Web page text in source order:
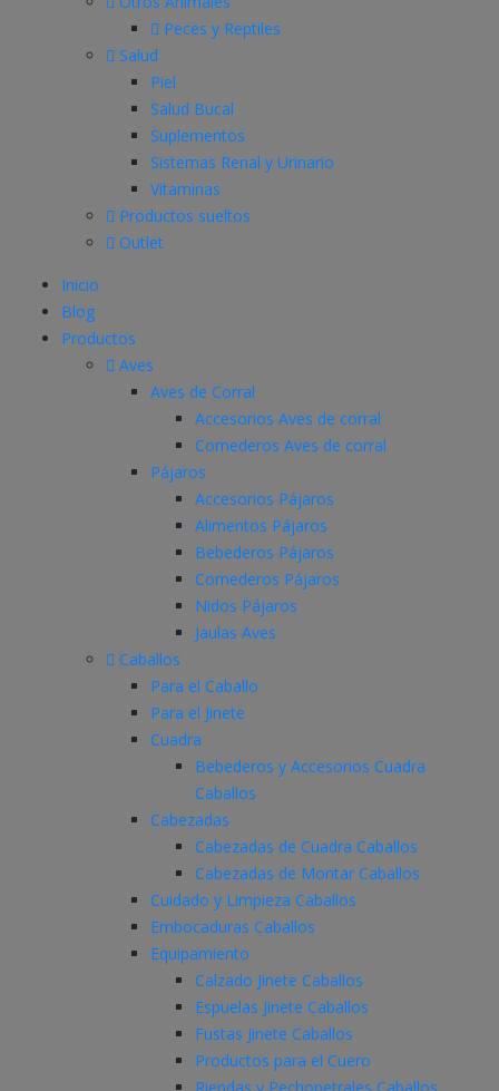
Peces y Reptiles
Salud
Piel
Salud Bucal
Suplementos
Sistemas Renal y Urinario
Vitaminas
Productos sueltos
Outlet
Inicio
Blog
Productos
Aves
Aves de Corral
Accesorios Aves de corral
Comederos Aves de corral
Pájaros
Accesorios Pájaros
Alimentos Pájaros
Bebederos Pájaros
Comederos Pájaros
Nidos Pájaros
Jaulas Aves
Caballos
Para el Caballo
Para el Jinete
Cuadra
Bebederos y Accesorios Cuadra
Caballos
Cabezadas
Cabezadas de Cuadra Caballos
Cabezadas de Montar Caballos
Cuidado y Limpieza Caballos
Embocaduras Caballos
Equipamiento
Calzado Jinete Caballos
Espuelas Jinete Caballos
Fustas Jinete Caballos
Productos para el Cuero